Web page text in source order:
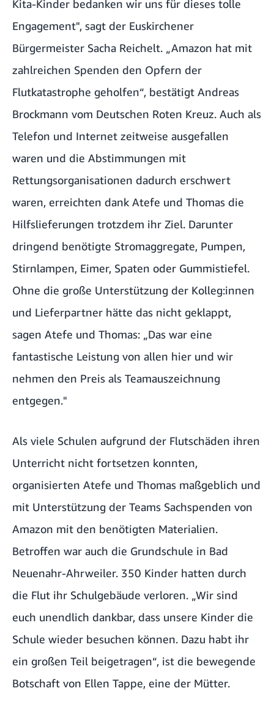
Kita-Kinder bedanken wir uns für dieses tolle
Engagement", sagt der Euskirchener
Bürgermeister Sacha Reichelt. „Amazon hat mit
zahlreichen Spenden den Opfern der
Flutkatastrophe geholfen“, bestätigt Andreas
Brockmann vom Deutschen Roten Kreuz. Auch als
Telefon und Internet zeitweise ausgefallen
waren und die Abstimmungen mit
Rettungsorganisationen dadurch erschwert
waren, erreichten dank Atefe und Thomas die
Hilfslieferungen trotzdem ihr Ziel. Darunter
dringend benötigte Stromaggregate, Pumpen,
Stirnlampen, Eimer, Spaten oder Gummistiefel.
Ohne die große Unterstützung der Kolleg:innen
und Lieferpartner hätte das nicht geklappt,
sagen Atefe und Thomas: „Das war eine
fantastische Leistung von allen hier und wir
nehmen den Preis als Teamauszeichnung
entgegen."
Als viele Schulen aufgrund der Flutschäden ihren
Unterricht nicht fortsetzen konnten,
organisierten Atefe und Thomas maßgeblich und
mit Unterstützung der Teams Sachspenden von
Amazon mit den benötigten Materialien.
Betroffen war auch die Grundschule in Bad
Neuenahr-Ahrweiler. 350 Kinder hatten durch
die Flut ihr Schulgebäude verloren. „Wir sind
euch unendlich dankbar, dass unsere Kinder die
Schule wieder besuchen können. Dazu habt ihr
ein großen Teil beigetragen“, ist die bewegende
Botschaft von Ellen Tappe, eine der Mütter.